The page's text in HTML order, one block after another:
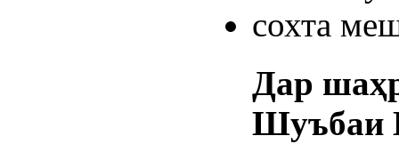
Дар
Шуъбаи